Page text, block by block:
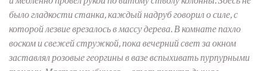
было гладкости станка, каждый надруб говорил о силе, с
которой лезвие врезалось в массу дерева. В комнате пахло
воском и свежей стружкой, пока вечерний свет за окном
заставлял розовые георгины в вазе вспыхивать пурпурными